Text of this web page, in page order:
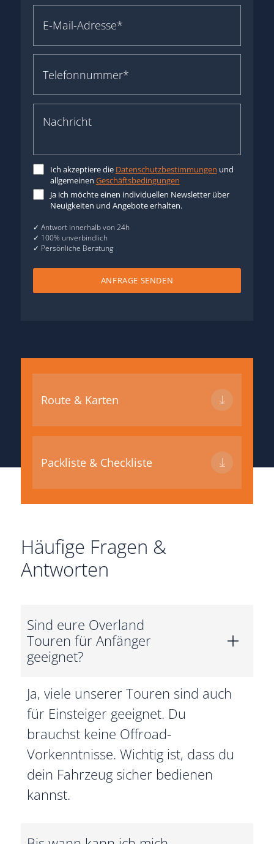
Ich akzeptiere die Datenschutzbestimmungen und
allgemeinen Geschäftsbedingungen
Ja ich möchte einen individuellen Newsletter über
Neuigkeiten und Angebote erhalten.
✓ Antwort innerhalb von 24h
✓ 100% unverbindlich
✓ Persönliche Beratung
Route & Karten
Packliste & Checkliste
Häufige Fragen &
Antworten
Sind eure Overland
Touren für Anfänger
geeignet?
Ja, viele unserer Touren sind auch
für Einsteiger geeignet. Du
brauchst keine Offroad-
Vorkenntnisse. Wichtig ist, dass du
dein Fahrzeug sicher bedienen
kannst.